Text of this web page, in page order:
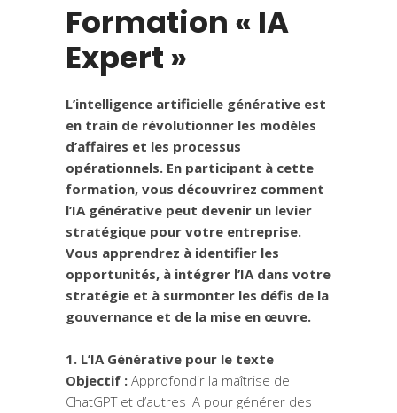
Formation « IA
Expert »
L’intelligence artificielle générative est
en train de révolutionner les modèles
d’affaires et les processus
opérationnels. En participant à cette
formation, vous découvrirez comment
l’IA générative peut devenir un levier
stratégique pour votre entreprise.
Vous apprendrez à identifier les
opportunités, à intégrer l’IA dans votre
stratégie et à surmonter les défis de la
gouvernance et de la mise en œuvre.
1. L’IA Générative pour le texte
Objectif : Approfondir la maîtrise de
ChatGPT et d’autres IA pour générer des